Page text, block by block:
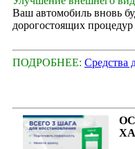
Ваш автомобиль вновь
дорогостоящих процедур
ПОДРОБНЕЕ: Средства